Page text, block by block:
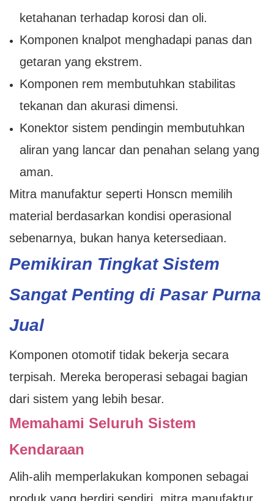
ketahanan terhadap korosi dan oli.
Komponen knalpot menghadapi panas dan
getaran yang ekstrem.
Komponen rem membutuhkan stabilitas
tekanan dan akurasi dimensi.
Konektor sistem pendingin membutuhkan
aliran yang lancar dan penahan selang yang
aman.
Mitra manufaktur seperti Honscn memilih
material berdasarkan kondisi operasional
sebenarnya, bukan hanya ketersediaan.
Pemikiran Tingkat Sistem
Sangat Penting di Pasar Purna
Jual
Komponen otomotif tidak bekerja secara
terpisah. Mereka beroperasi sebagai bagian
dari sistem yang lebih besar.
Memahami Seluruh Sistem
Kendaraan
Alih-alih memperlakukan komponen sebagai